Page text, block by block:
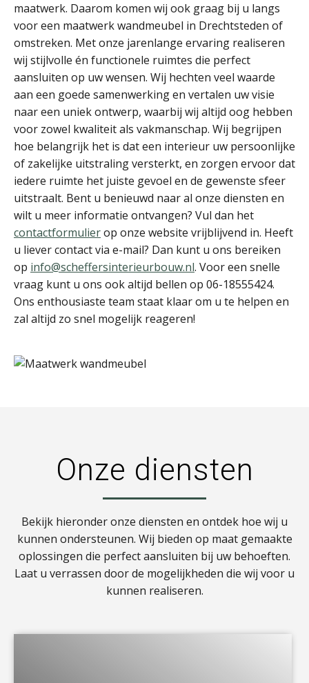
maatwerk. Daarom komen wij ook graag bij u langs
voor een maatwerk wandmeubel in Drechtsteden of
omstreken. Met onze jarenlange ervaring realiseren
wij stijlvolle én functionele ruimtes die perfect
aansluiten op uw wensen. Wij hechten veel waarde
aan een goede samenwerking en vertalen uw visie
naar een uniek ontwerp, waarbij wij altijd oog hebben
voor zowel kwaliteit als vakmanschap. Wij begrijpen
hoe belangrijk het is dat een interieur uw persoonlijke
of zakelijke uitstraling versterkt, en zorgen ervoor dat
iedere ruimte het juiste gevoel en de gewenste sfeer
uitstraalt. Bent u benieuwd naar al onze diensten en
wilt u meer informatie ontvangen? Vul dan het
contactformulierop onze website vrijblijvend in. Heeft
u liever contact via e-mail? Dan kunt u ons bereiken
op info@scheffersinterieurbouw.nl. Voor een snelle
vraag kunt u ons ook altijd bellen op 06-18555424.
Ons enthousiaste team staat klaar om u te helpen en
zal altijd zo snel mogelijk reageren!
Onze diensten
Bekijk hieronder onze diensten en ontdek hoe wij u
kunnen ondersteunen. Wij bieden op maat gemaakte
oplossingen die perfect aansluiten bij uw behoeften.
Laat u verrassen door de mogelijkheden die wij voor u
kunnen realiseren.